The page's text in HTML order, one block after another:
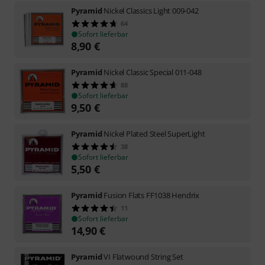
Pyramid Nickel Classics Light 009-042
64
Sofort lieferbar
8,90 €
Pyramid Nickel Classic Special 011-048
88
Sofort lieferbar
9,50 €
Pyramid Nickel Plated Steel SuperLight
38
Sofort lieferbar
5,50 €
Pyramid Fusion Flats FF1038 Hendrix
11
Sofort lieferbar
14,90€
PyramidVI Flatwound String Set